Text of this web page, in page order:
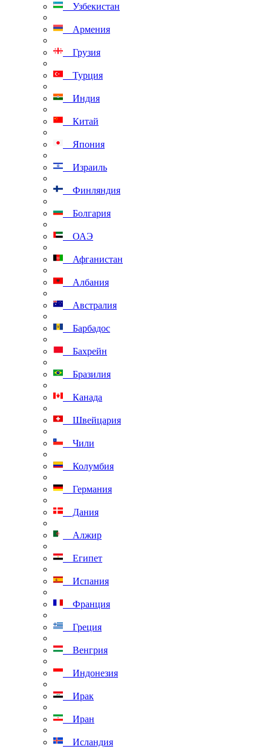
Узбекистан
Армения
Грузия
Турция
Индия
Китай
Япония
Израиль
Финляндия
Болгария
ОАЭ
Афганистан
Албания
Австралия
Барбадос
Бахрейн
Бразилия
Канада
Швейцария
Чили
Колумбия
Германия
Дания
Алжир
Египет
Испания
Франция
Греция
Венгрия
Индонезия
Ирак
Иран
Исландия